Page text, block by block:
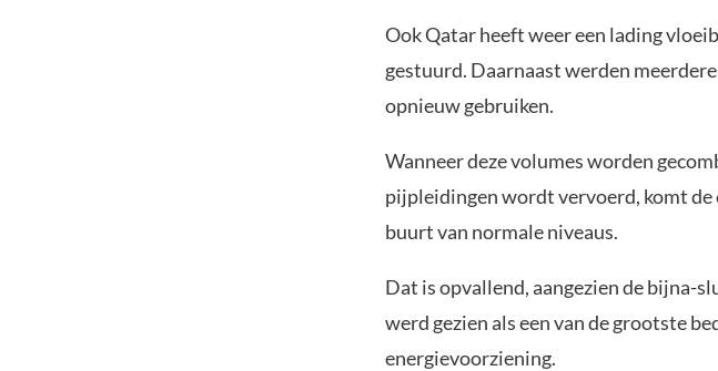
Ook Qatar heeft weer een lading
gestuurd. Daarnaast werden
opnieuw gebruiken.
Wanneer deze volumes worden
pijpleidingen wordt vervoerd, komt
buurt van normale niveaus.
Dat is opvallend, aangezien de bijna-
werd gezien als een van de grootste
energievoorziening.